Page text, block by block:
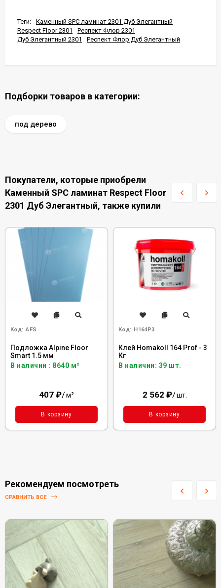
Теги:
Каменный SPC ламинат 2301 Дуб Элегантный
Respect Floor 2301
Респект Флор 2301
Дуб Элегантный 2301
Респект Флор Дуб Элегантный
Подборки товаров в категории:
под дерево
Покупатели, которые приобрели
Каменный SPC ламинат Respect Floor
2301 Дуб Элегантный, также купили
Код: AFS
Подложка Alpine Floor
Smart 1.5 мм
В наличии : 8640 м²
407 ₽/м²
В корзину
Код: H164P3
Клей Homakoll 164 Prof - 3
Кг
В наличии: 39 шт.
2 562 ₽/шт.
В корзину
Рекомендуем посмотреть
СРАВНИТЬ ВСЕ